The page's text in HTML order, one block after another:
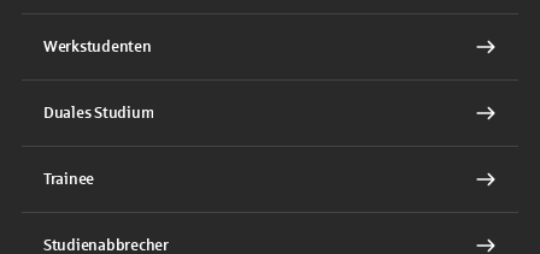
Werkstudenten
Duales Studium
Trainee
Studienabbrecher